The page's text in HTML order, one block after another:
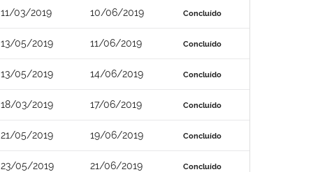
11/03/2019 10/06/2019 Concluído
13/05/2019 11/06/2019 Concluído
13/05/2019 14/06/2019 Concluído
18/03/2019 17/06/2019 Concluído
21/05/2019 19/06/2019 Concluído
23/05/2019 21/06/2019 Concluído